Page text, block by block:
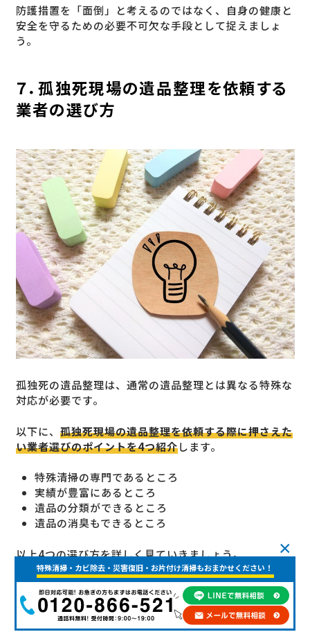
防護措置を「面倒」と考えるのではなく、自身の健康と
安全を守るための必要不可欠な手段として捉えましょ
う。
７．孤独死現場の遺品整理を依頼する
業者の選び方
孤独死の遺品整理は、通常の遺品整理とは異なる特殊な
対応が必要です。
以下に、 孤独死現場の遺品整理を依頼する際に押さえた
い業者選びのポイントを4つ紹介します。
特殊清掃の専門であるところ
実績が豊富にあるところ
遺品の分類ができるところ
遺品の消臭もできるところ
以上4つの選び方を詳しく見ていきましょう。
選び方１．特殊清掃の専門であるところ
×
特殊清掃・カビ除去・災害復旧・お片付け清掃もおまかせください！